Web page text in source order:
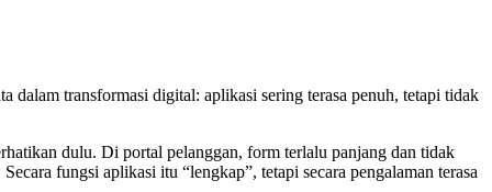
dalam transformasi digital: aplikasi sering terasa penuh, tetapi tidak
dulu. Di portal pelanggan, form terlalu panjang dan tidak
fungsi aplikasi itu “lengkap”, tetapi secara pengalaman terasa